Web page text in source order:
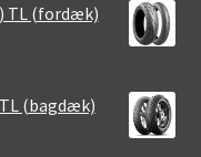
TL (fordæk)
TL (bagdæk)